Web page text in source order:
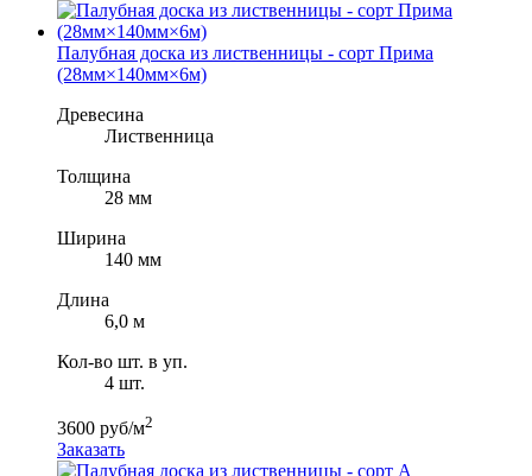
Палубная доска из лиственницы - сорт Прима
(28мм×140мм×6м)
Древесина
Лиственница
Толщина
28 мм
Ширина
140 мм
Длина
6,0 м
Кол-во шт. в уп.
4 шт.
3600 руб/м2
Заказать